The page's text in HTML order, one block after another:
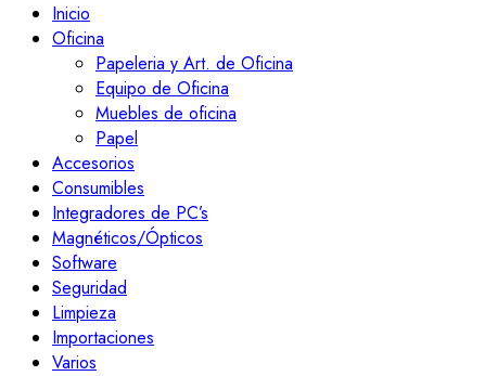
Inicio
Oficina
Papeleria y Art. de Oficina
Equipo de Oficina
Muebles de oficina
Papel
Accesorios
Consumibles
Integradores de PC’s
Magnéticos/Ópticos
Software
Seguridad
Limpieza
Importaciones
Varios